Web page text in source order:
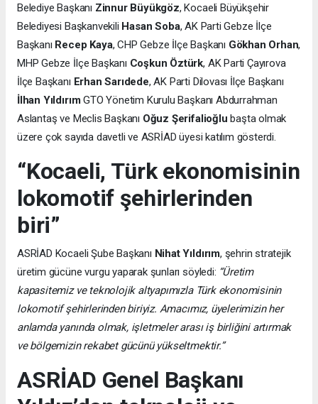
Belediye Başkanı Zinnur Büyükgöz, Kocaeli Büyükşehir
Belediyesi Başkanvekili Hasan Soba, AK Parti Gebze İlçe
Başkanı Recep Kaya, CHP Gebze İlçe Başkanı Gökhan Orhan,
MHP Gebze İlçe Başkanı Coşkun Öztürk, AK Parti Çayırova
İlçe Başkanı Erhan Sarıdede, AK Parti Dilovası İlçe Başkanı
İlhan YıldırımGTO Yönetim Kurulu Başkanı Abdurrahman
Aslantaş ve Meclis Başkanı Oğuz Şerifalioğlu başta olmak
üzere çok sayıda davetli ve ASRİAD üyesi katılım gösterdi.
“Kocaeli, Türk ekonomisinin
lokomotif şehirlerinden
biri”
ASRİAD Kocaeli Şube Başkanı Nihat Yıldırım, şehrin stratejik
üretim gücüne vurgu yaparak şunları söyledi: “Üretim
kapasitemiz ve teknolojik altyapımızla Türk ekonomisinin
lokomotif şehirlerinden biriyiz. Amacımız, üyelerimizin her
anlamda yanında olmak, işletmeler arası iş birliğini artırmak
ve bölgemizin rekabet gücünü yükseltmektir.”
ASRİAD Genel Başkanı